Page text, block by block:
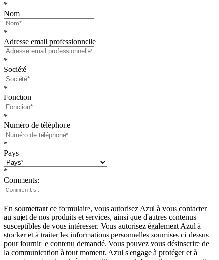
*
Nom
*
Adresse email professionnelle
*
Société
*
Fonction
*
Numéro de téléphone
*
Pays
*
Comments:
En soumettant ce formulaire, vous autorisez Azul à vous contacter
au sujet de nos produits et services, ainsi que d'autres contenus
susceptibles de vous intéresser. Vous autorisez également Azul à
stocker et à traiter les informations personnelles soumises ci-dessus
pour fournir le contenu demandé. Vous pouvez vous désinscrire de
la communication à tout moment. Azul s'engage à protéger et à